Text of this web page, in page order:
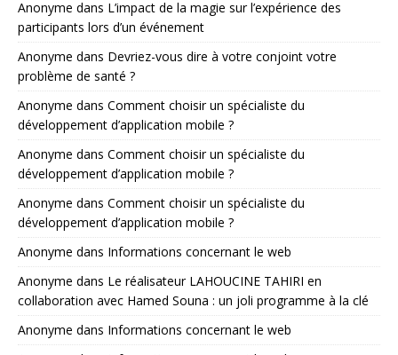
Anonyme dans L’impact de la magie sur l’expérience des
participants lors d’un événement
Anonyme dans Devriez-vous dire à votre conjoint votre
problème de santé ?
Anonyme dans Comment choisir un spécialiste du
développement d’application mobile ?
Anonyme dans Comment choisir un spécialiste du
développement d’application mobile ?
Anonyme dans Comment choisir un spécialiste du
développement d’application mobile ?
Anonyme dans Informations concernant le web
Anonyme dans Le réalisateur LAHOUCINE TAHIRI en
collaboration avec Hamed Souna : un joli programme à la clé
Anonyme dans Informations concernant le web